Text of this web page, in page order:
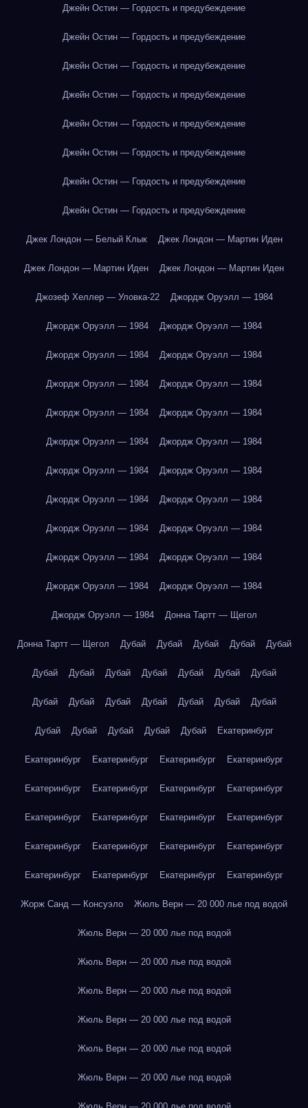
Джейн Остин — Гордость и предубеждение
Джейн Остин — Гордость и предубеждение
Джейн Остин — Гордость и предубеждение
Джейн Остин — Гордость и предубеждение
Джейн Остин — Гордость и предубеждение
Джейн Остин — Гордость и предубеждение
Джейн Остин — Гордость и предубеждение
Джейн Остин — Гордость и предубеждение
Джек Лондон — Белый Клык Джек Лондон — Мартин Иден
Джек Лондон — Мартин Иден Джек Лондон — Мартин Иден
Джозеф Хеллер — Уловка-22 Джордж Оруэлл — 1984
Джордж Оруэлл — 1984 Джордж Оруэлл — 1984
Джордж Оруэлл — 1984 Джордж Оруэлл — 1984
Джордж Оруэлл — 1984 Джордж Оруэлл — 1984
Джордж Оруэлл — 1984 Джордж Оруэлл — 1984
Джордж Оруэлл — 1984 Джордж Оруэлл — 1984
Джордж Оруэлл — 1984 Джордж Оруэлл — 1984
Джордж Оруэлл — 1984 Джордж Оруэлл — 1984
Джордж Оруэлл — 1984 Джордж Оруэлл — 1984
Джордж Оруэлл — 1984 Джордж Оруэлл — 1984
Джордж Оруэлл — 1984 Джордж Оруэлл — 1984
Джордж Оруэлл — 1984 Донна Тартт — Щегол
Донна Тартт — Щегол Дубай Дубай Дубай Дубай Дубай
Дубай Дубай Дубай Дубай Дубай Дубай Дубай
Дубай Дубай Дубай Дубай Дубай Дубай Дубай
Дубай Дубай Дубай Дубай Дубай Екатеринбург
Екатеринбург Екатеринбург Екатеринбург Екатеринбург
Екатеринбург Екатеринбург Екатеринбург Екатеринбург
Екатеринбург Екатеринбург Екатеринбург Екатеринбург
Екатеринбург Екатеринбург Екатеринбург Екатеринбург
Екатеринбург Екатеринбург Екатеринбург Екатеринбург
Жорж Санд — Консуэло Жюль Верн — 20 000 лье под водой
Жюль Верн — 20 000 лье под водой
Жюль Верн — 20 000 лье под водой
Жюль Верн — 20 000 лье под водой
Жюль Верн — 20 000 лье под водой
Жюль Верн — 20 000 лье под водой
Жюль Верн — 20 000 лье под водой